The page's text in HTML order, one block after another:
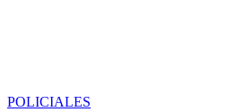
POLICIALES